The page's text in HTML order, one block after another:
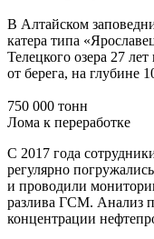
В Алтайском
катера типа
Телецкого озера 27
от берега, на глубине
750 000 тонн
Лома к переработке
С 2017 года
регулярно
и проводили
разлива ГСМ. Анализ
концентрации